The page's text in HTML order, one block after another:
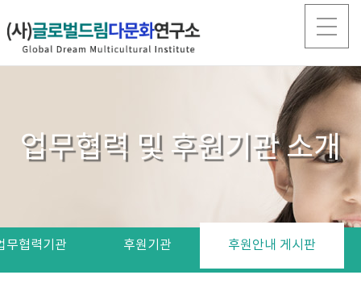
업무협력 및 후원기관 소개
무협력기관 후원기관 후원안내 게시판